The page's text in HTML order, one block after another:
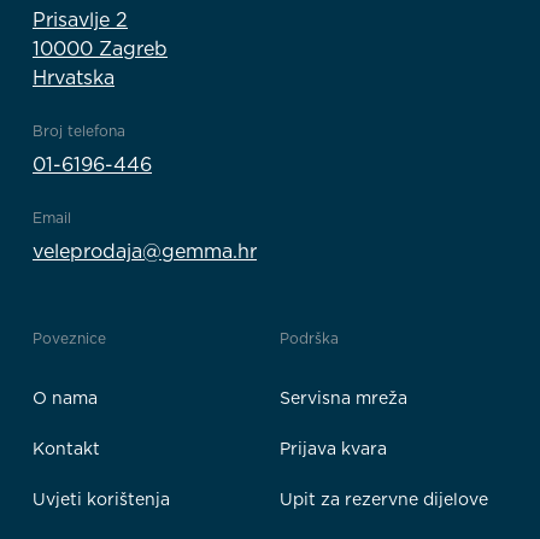
Prisavlje 2
10000 Zagreb
Hrvatska
Broj telefona
01-6196-446
Email
veleprodaja@gemma.hr
Poveznice
O nama
Kontakt
Uvjeti korištenja
Podrška
Servisna mreža
Prijava kvara
Upit za rezervne dijelove